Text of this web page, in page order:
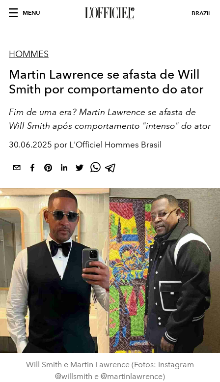
MENU BRAZIL
HOMMES
Martin Lawrence se afasta de Will
Smith por comportamento do ator
Fim de uma era? Martin Lawrence se afasta de
Will Smith após comportamento "intenso" do ator
30.06.2025 por L'Officiel Hommes Brasil
Will Smith e Martin Lawrence (Fotos: Instagram
@willsmith e @martinlawrence)